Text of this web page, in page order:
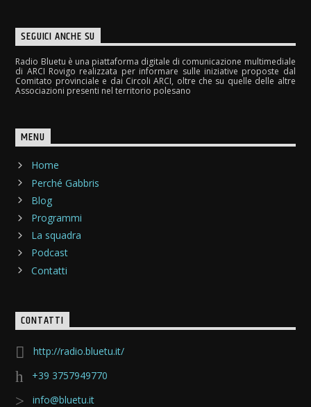
SEGUICI ANCHE SU
Radio Bluetu è una piattaforma digitale di comunicazione multimediale
di ARCI Rovigo realizzata per informare sulle iniziative proposte dal
Comitato provinciale e dai Circoli ARCI, oltre che su quelle delle altre
Associazioni presenti nel territorio polesano
MENU
Home
Perché Gabbris
Blog
Programmi
La squadra
Podcast
Contatti
CONTATTI
http://radio.bluetu.it/
+39 3757949770
info@bluetu.it